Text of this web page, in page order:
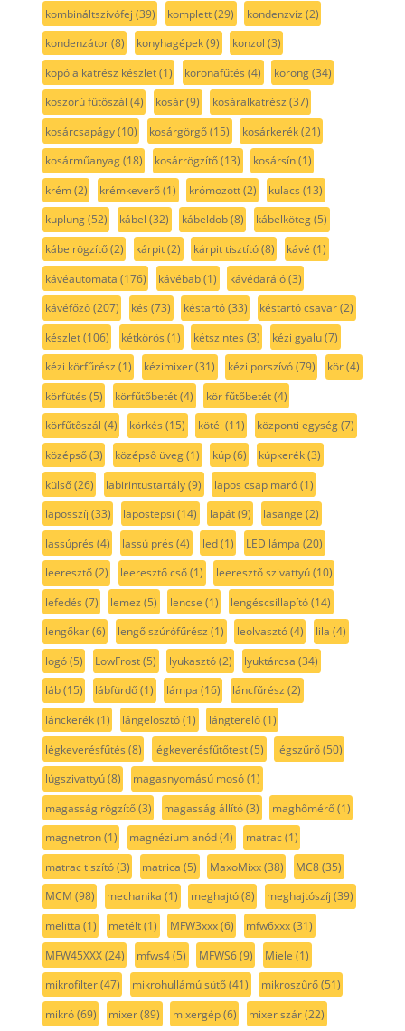
kombináltszívófej (39) komplett(29) kondenzvíz (2)
kondenzátor(8) konyhagépek(9) konzol (3)
kopó alkatrész készlet(1) koronafűtés (4) korong(34)
koszorú fűtőszál (4) kosár(9) kosáralkatrész (37)
kosárcsapágy(10) kosárgörgő(15) kosárkerék(21)
kosárműanyag(18) kosárrögzítő(13) kosársín(1)
krém(2) krémkeverő(1) krómozott(2) kulacs (13)
kuplung(52) kábel (32) kábeldob(8) kábelköteg(5)
kábelrögzítő(2) kárpit(2) kárpit tisztító(8) kávé (1)
kávéautomata (176) kávébab(1) kávédaráló(3)
kávéfőző(207) kés (73) késtartó(33) késtartó csavar(2)
készlet(106) kétkörös (1) kétszintes (3) kézi gyalu(7)
kézi körfűrész (1) kézimixer(31) kézi porszívó(79) kör(4)
körfütés (5) körfűtőbetét(4) kör fűtőbetét(4)
körfűtőszál (4) körkés (15) kötél (11) központi egység(7)
középső(3) középső üveg(1) kúp(6) kúpkerék(3)
külső(26) labirintustartály(9) lapos csap maró(1)
laposszíj (33) lapostepsi (14) lapát(9) lasange (2)
lassúprés (4) lassú prés (4) led(1) LED lámpa (20)
leeresztő(2) leeresztő cső(1) leeresztő szivattyú(10)
lefedés (7) lemez (5) lencse (1) lengéscsillapító(14)
lengőkar(6) lengő szúrófűrész (1) leolvasztó(4) lila (4)
logó(5) LowFrost(5) lyukasztó(2) lyuktárcsa (34)
láb(15) lábfürdő(1) lámpa (16) láncfűrész (2)
lánckerék(1) lángelosztó(1) lángterelő(1)
légkeverésfűtés (8) légkeverésfűtőtest(5) légszűrő(50)
lúgszivattyú(8) magasnyomású mosó(1)
magasság rögzítő(3) magasság állító(3) maghőmérő(1)
magnetron(1) magnézium anód(4) matrac(1)
matrac tiszító(3) matrica (5) MaxoMixx(38) MC8(35)
MCM (98) mechanika (1) meghajtó(8) meghajtószíj (39)
melitta (1) metélt(1) MFW3xxx(6) mfw6xxx(31)
MFW45XXX(24) mfws4(5) MFWS6(9) Miele (1)
mikrofilter(47) mikrohullámú sütő(41) mikroszűrő(51)
mikró(69) mixer(89) mixergép(6) mixer szár(22)